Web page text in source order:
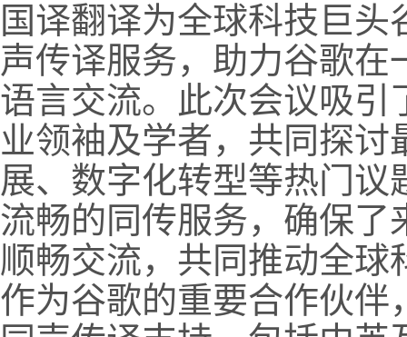
国译翻译为全球科技巨头
声传译服务，助力谷歌
语言交流。此次会议吸引
业领袖及学者，共同探
展、数字化转型等热门
流畅的同传服务，确保了
顺畅交流，共同推动全球
作为谷歌的重要合作伙伴